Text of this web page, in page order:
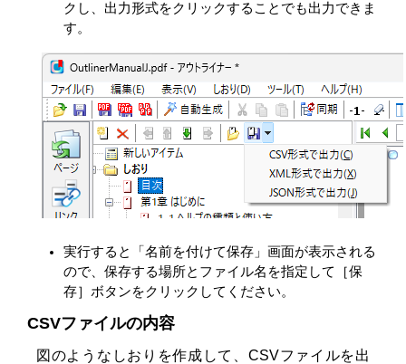
クし、出力形式をクリックすることでも出力できま
す。
実行すると「名前を付けて保存」画面が表示される
ので、保存する場所とファイル名を指定して［保
存］ボタンをクリックしてください。
CSVファイルの内容
図のようなしおりを作成して、CSVファイルを出